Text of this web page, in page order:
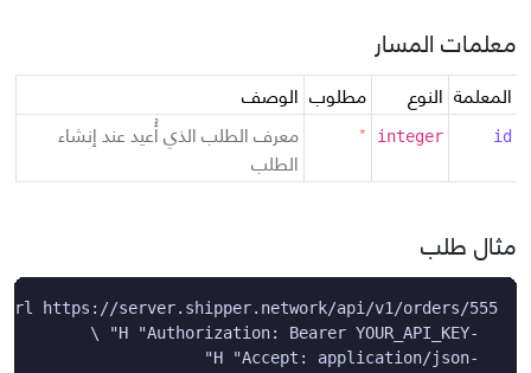
معلمات المسار
المعلمة النوع مطلوب الوصف
id
integer
*
معرف الطلب الذي أُعيد عند إنشاء
الطلب
مثال طلب
  -H "Accept: application/json"